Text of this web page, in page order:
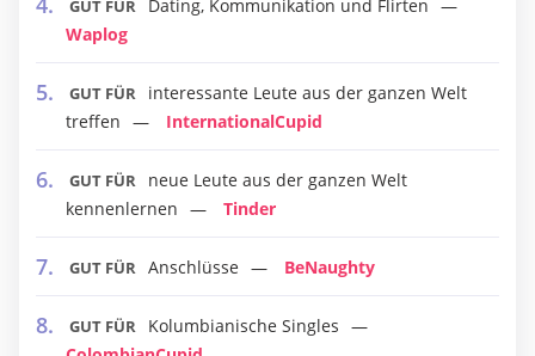
GUT FÜR
Dating, Kommunikation und Flirten
Waplog
GUT FÜR
interessante Leute aus der ganzen Welt
treffen
InternationalCupid
GUT FÜR
neue Leute aus der ganzen Welt
kennenlernen
Tinder
GUT FÜR Anschlüsse BeNaughty
GUT FÜR
Kolumbianische Singles